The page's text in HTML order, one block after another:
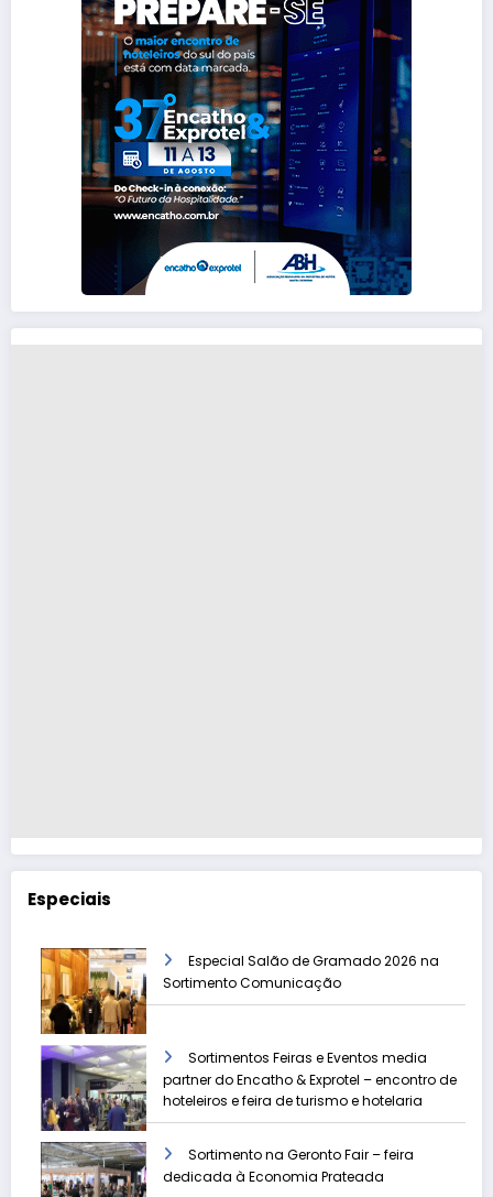
Especiais
Especial Salão de Gramado 2026 na
Sortimento Comunicação
Sortimentos Feiras e Eventos media
partner do Encatho & Exprotel – encontro de
hoteleiros e feira de turismo e hotelaria
Sortimento na Geronto Fair – feira
dedicada à Economia Prateada